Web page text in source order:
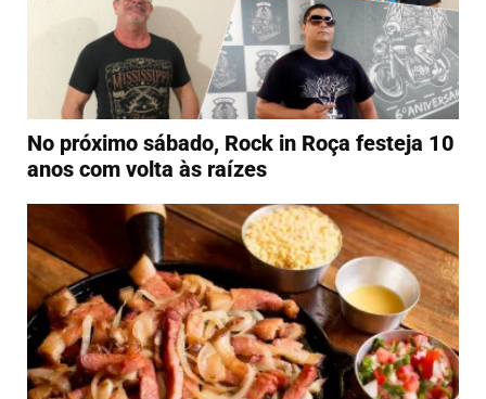
No próximo sábado, Rock in Roça festeja 10
anos com volta às raízes